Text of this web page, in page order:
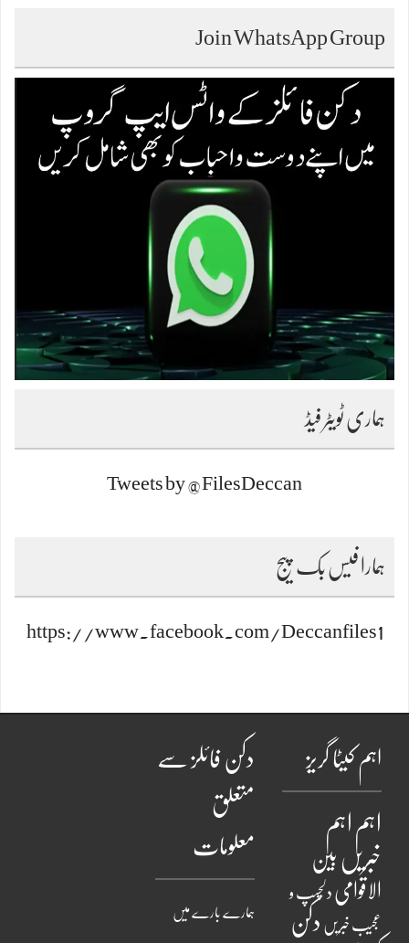
Join WhatsApp Group
ہماری ٹویٹر فیڈ
Tweets by @FilesDeccan
ہمارا فیس بک پیج
https://www.facebook.com/Deccanfiles1
اہم کیٹا گریز
اہم اہم
خبریں بین
الاقوامی دلچسپ و
عجیب خبریں دکن
دکن فائلز سے
متعلق
معلومات
ہمارے بارے میں